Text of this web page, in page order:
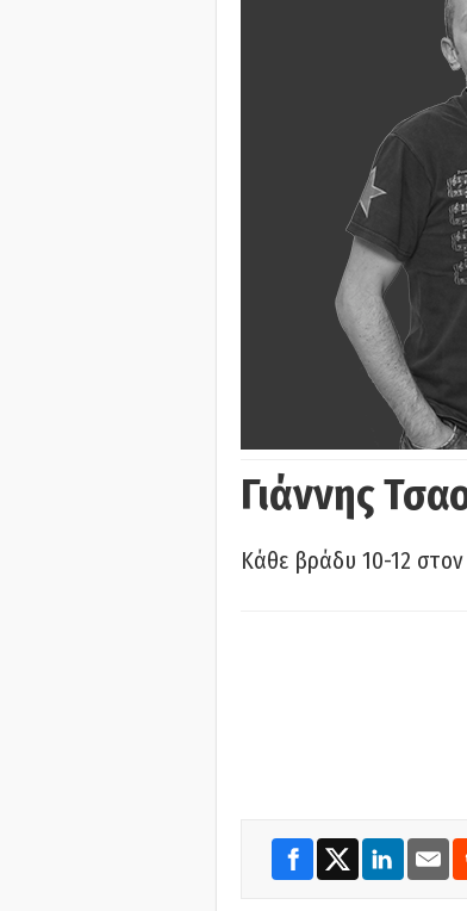
Γιάννης
Κάθε βράδυ 10-12